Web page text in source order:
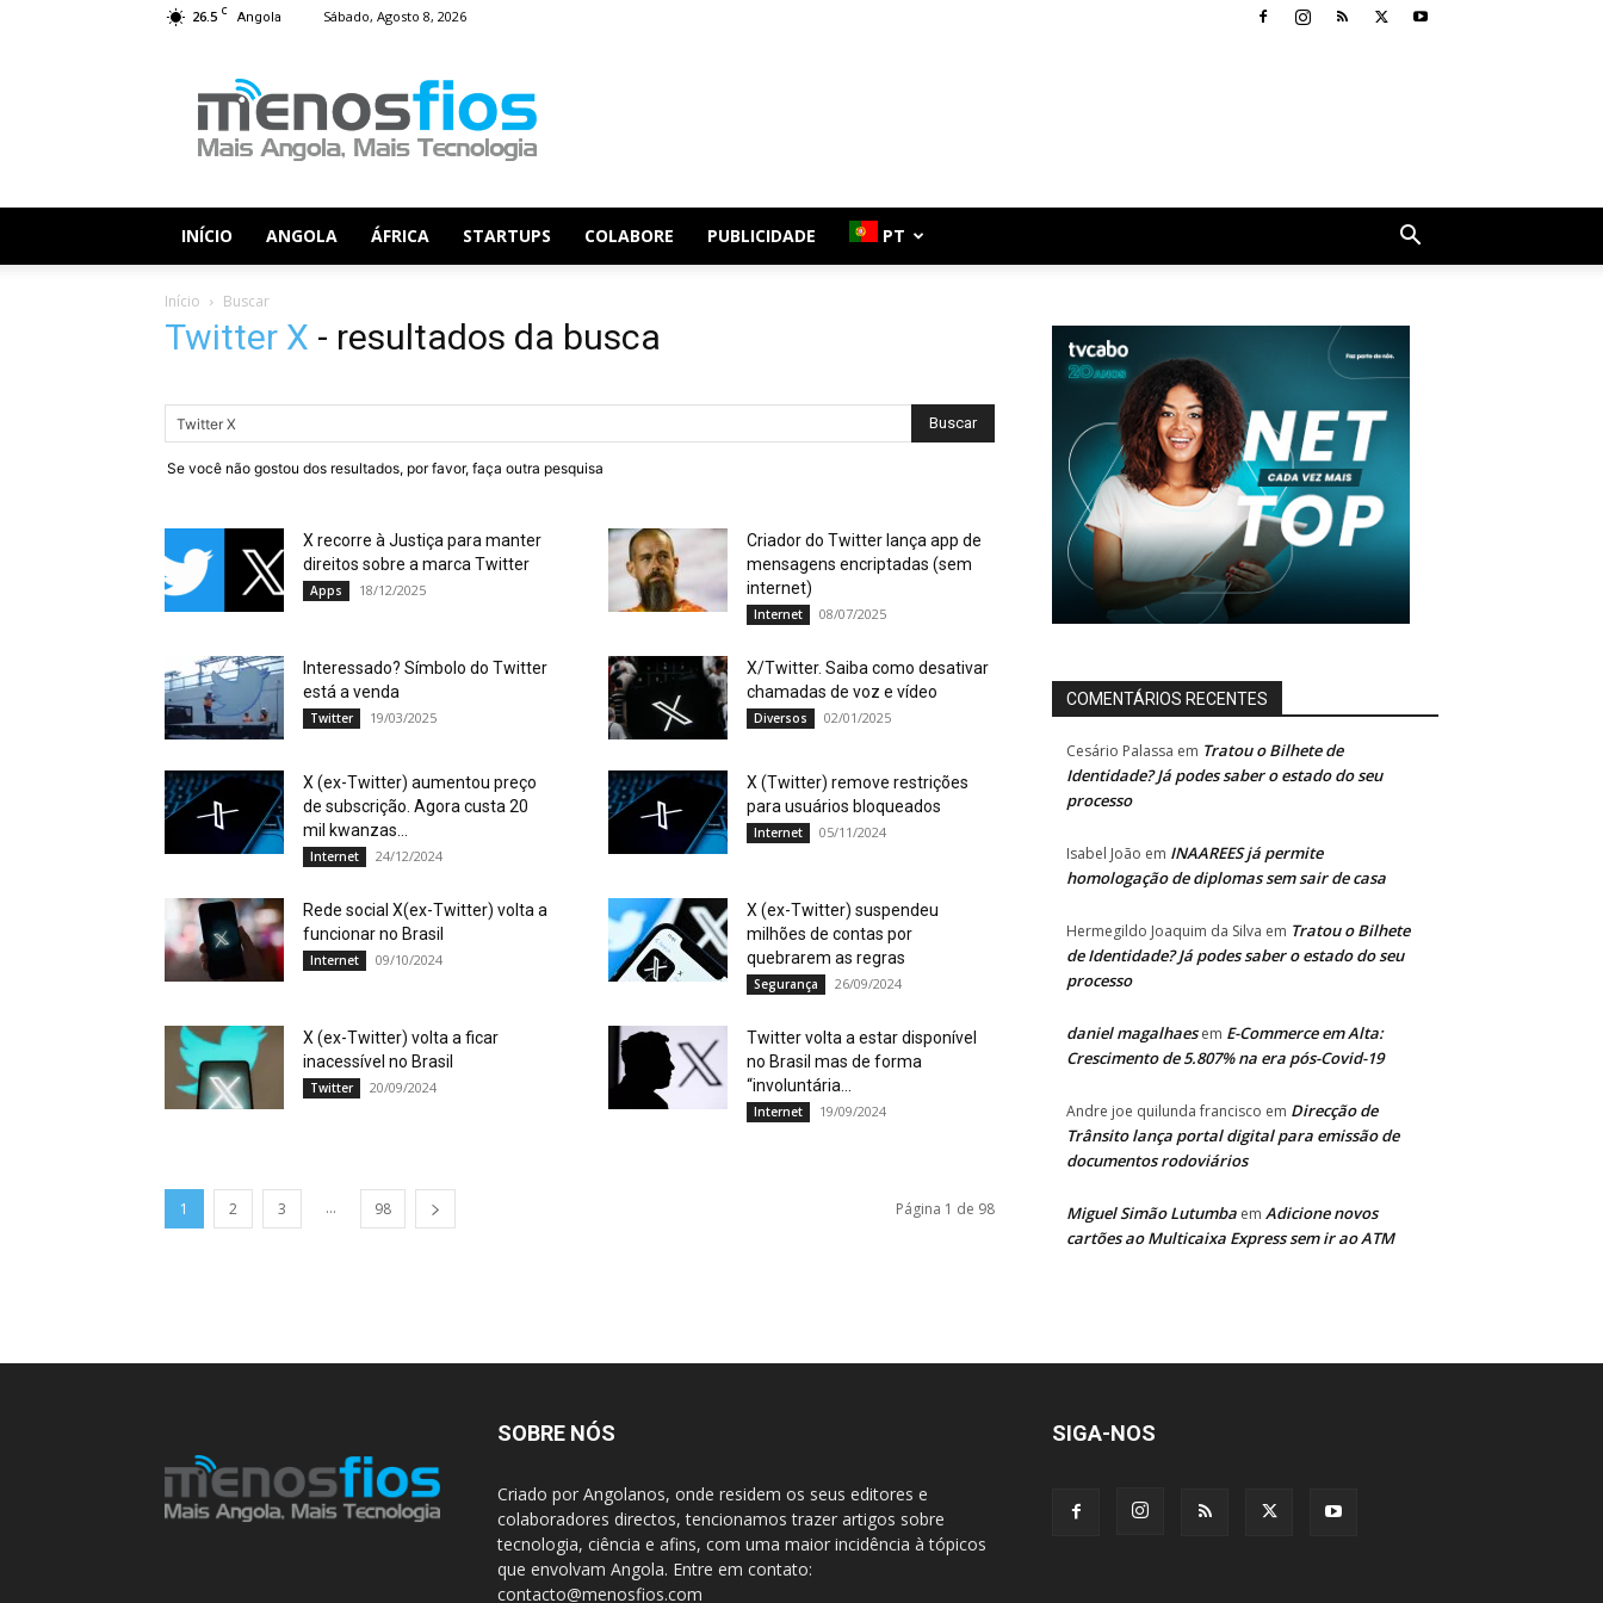
26.5 C Angola Sábado, Agosto 8, 2026
Fios
INÍCIO ANGOLA ÁFRICA STARTUPS COLABORE PUBLICIDADE PT
Início Buscar
Twitter X - resultados da busca
Se você não gostou dos resultados, por favor, faça outra pesquisa
X recorre à Justiça para manter
direitos sobre a marca Twitter
Apps 18/12/2025
Criador do Twitter lança app de
mensagens encriptadas (sem
internet)
Internet 08/07/2025
Interessado? Símbolo do Twitter
está a venda
Twitter 19/03/2025
X/Twitter. Saiba como desativar
chamadas de voz e vídeo
Diversos 02/01/2025
X (ex-Twitter) aumentou preço
de subscrição. Agora custa 20
mil kwanzas...
Internet 24/12/2024
X (Twitter) remove restrições
para usuários bloqueados
Internet 05/11/2024
Rede social X(ex-Twitter) volta a
funcionar no Brasil
Internet 09/10/2024
X (ex-Twitter) suspendeu
milhões de contas por
quebrarem as regras
Segurança 26/09/2024
X (ex-Twitter) volta a ficar
inacessível no Brasil
Twitter 20/09/2024
Twitter volta a estar disponível
no Brasil mas de forma
“involuntária...
Internet 19/09/2024
1 2 3 ... 98 Página 1 de 98
COMENTÁRIOS RECENTES
Cesário Palassa em Tratou o Bilhete de
Identidade? Já podes saber o estado do seu
processo
Isabel João em INAAREES já permite
homologação de diplomas sem sair de casa
Hermegildo Joaquim da Silva em Tratou o Bilhete
de Identidade? Já podes saber o estado do seu
processo
daniel magalhaesem E-Commerce em Alta:
Crescimento de 5.807% na era pós-Covid-19
Andre joe quilunda francisco em Direcção de
Trânsito lança portal digital para emissão de
documentos rodoviários
Miguel Simão Lutumba em Adicione novos
cartões ao Multicaixa Express sem ir ao ATM
SOBRE NÓS
Criado por Angolanos, onde residem os seus editores e
colaboradores directos, tencionamos trazer artigos sobre
tecnologia, ciência e afins, com uma maior incidência à tópicos
que envolvam Angola. Entre em contato:
contacto@menosfios.com
SIGA-NOS